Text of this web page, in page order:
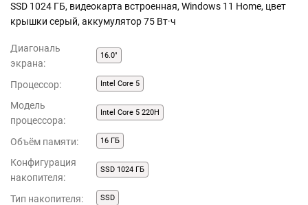
SSD 1024 ГБ, видеокарта встроенная, Windows 11 Home, цвет
крышки серый, аккумулятор 75 Вт·ч
Диагональ
экрана:
16.0"
Процессор: Intel Core 5
Модель
процессора:
Intel Core 5 220H
Объём памяти: 16 ГБ
Конфигурация
накопителя:
SSD 1024 ГБ
Тип накопителя: SSD